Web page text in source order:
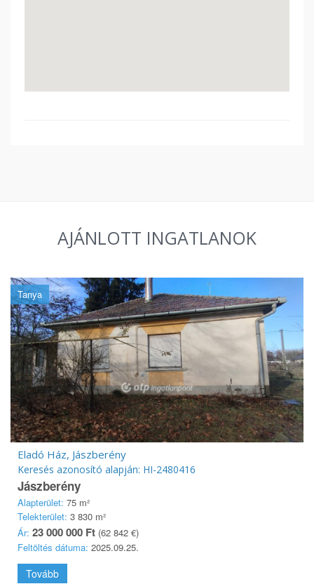
AJÁNLOTT INGATLANOK
Tanya
Eladó Ház, Jászberény
Keresés azonosító alapján: HI-2480416
Jászberény
Alapterület: 75 m²
Telekterület: 3 830 m²
Ár: 23 000 000 Ft (62 842 €)
Feltöltés dátuma: 2025.09.25.
Tovább